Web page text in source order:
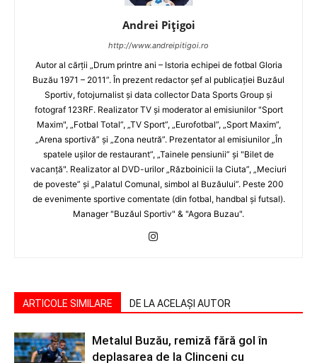
Andrei Pițigoi
http://www.andreipitigoi.ro
Autor al cărţii „Drum printre ani – Istoria echipei de fotbal Gloria
Buzău 1971 – 2011”. În prezent redactor şef al publicaţiei Buzăul
Sportiv, fotojurnalist şi data collector Data Sports Group şi
fotograf 123RF. Realizator TV şi moderator al emisiunilor "Sport
Maxim", „Fotbal Total”, „TV Sport”, „Eurofotbal”, „Sport Maxim”,
„Arena sportivă” şi „Zona neutră”. Prezentator al emisiunilor „În
spatele uşilor de restaurant”, „Tainele pensiunii” şi "Bilet de
vacanţă". Realizator al DVD-urilor „Războinicii la Ciuta”, „Meciuri
de poveste” şi „Palatul Comunal, simbol al Buzăului”. Peste 200
de evenimente sportive comentate (din fotbal, handbal şi futsal).
Manager "Buzăul Sportiv" & "Agora Buzau".
ARTICOLE SIMILARE DE LA ACELAȘI AUTOR
Metalul Buzău, remiză fără gol în
deplasarea de la Clinceni cu